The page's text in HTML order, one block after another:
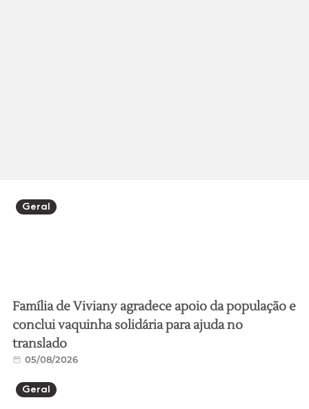
Geral
Família de Viviany agradece apoio da população e
conclui vaquinha solidária para ajuda no
translado
05/08/2026
Geral